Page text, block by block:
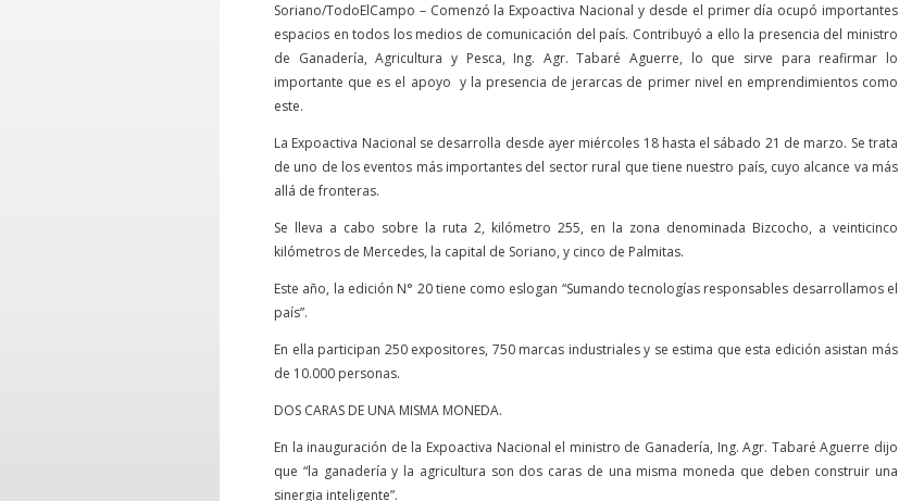
Soriano/TodoElCampo – Comenzó la Expoactiva Nacional y desde el primer día ocupó importantes
espacios en todos los medios de comunicación del país. Contribuyó a ello la presencia del ministro
de Ganadería, Agricultura y Pesca, Ing. Agr. Tabaré Aguerre, lo que sirve para reafirmar lo
importante que es el apoyo y la presencia de jerarcas de primer nivel en emprendimientos como
este.
La Expoactiva Nacional se desarrolla desde ayer miércoles 18 hasta el sábado 21 de marzo. Se trata
de uno de los eventos más importantes del sector rural que tiene nuestro país, cuyo alcance va más
allá de fronteras.
Se lleva a cabo sobre la ruta 2, kilómetro 255, en la zona denominada Bizcocho, a veinticinco
kilómetros de Mercedes, la capital de Soriano, y cinco de Palmitas.
Este año, la edición N° 20 tiene como eslogan “Sumando tecnologías responsables desarrollamos el
país”.
En ella participan 250 expositores, 750 marcas industriales y se estima que esta edición asistan más
de 10.000 personas.
DOS CARAS DE UNA MISMA MONEDA.
En la inauguración de la Expoactiva Nacional el ministro de Ganadería, Ing. Agr. Tabaré Aguerre dijo
que “la ganadería y la agricultura son dos caras de una misma moneda que deben construir una
sinergia inteligente”.